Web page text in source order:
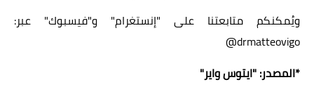
ويُمكنكم متابعتنا على "إنستغرام" و"فيسبوك" عبر:
@drmatteovigo
*المصدر: "ايتوس واير"